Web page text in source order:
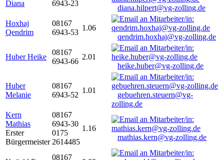
Diana
6943-23
diana.hilpert@vg-zolling.de
Hoxhaj
Qendrim
08167
6943-53
1.06
qendrim.hoxhaj@vg-zolling.de
Huber Heike
08167
6943-66
2.01
heike.huber@vg-zolling.de
Huber
Melanie
08167
6943-52
1.01
gebuehren.steuern@vg-
zolling.de
Kern
Mathias
Erster
Bürgermeister
08167
6943-30
0175
2614485
1.16
mathias.kern@vg-zolling.de
08167